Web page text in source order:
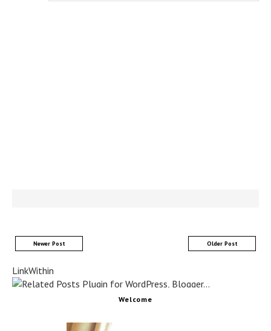
Newer Post Older Post
LinkWithin
Welcome